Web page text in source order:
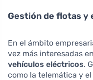
Gestión de flotas y
En el ámbito
vez más interesadas
vehículos eléctricos.
como la telemática y